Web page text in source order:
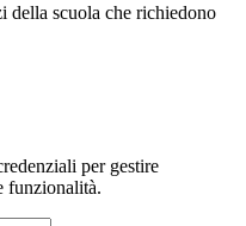
della scuola che richiedono
per gestire
funzionalità.